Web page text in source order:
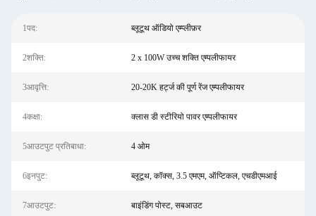
1पद: ब्लूटूथ ऑडियो एम्प्लीफ़र
2शक्ति: 2 x 100W उच्च शक्ति एम्पलीफायर
3आवृत्ति: 20-20K हर्ट्ज की पूर्ण रेंज एम्पलीफायर
4कक्षा: क्लास डी स्टीरियो पावर एम्पलीफायर
5आउटपुट प्रतिबाधा: 4 ओम
6इनपुट: ब्लूटूथ, कॉक्स, 3.5 एमएम, ऑप्टिकल, एचडीएमआई
7आउटपुट: बाइंडिंग पोस्ट, सबआउट